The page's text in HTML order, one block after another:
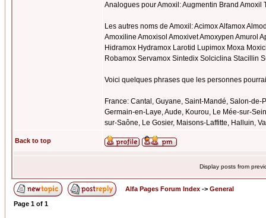
Analogues pour Amoxil: Augmentin Brand Amoxil
Les autres noms de Amoxil: Acimox Alfamox
Amoxiline Amoxisol Amoxivet Amoxypen Amurol
Hidramox Hydramox Larotid Lupimox Moxa
Robamox Servamox Sintedix Solciclina Stacillin
Voici quelques phrases que les personnes
France: Cantal, Guyane, Saint-Mandé, Salon-
Germain-en-Laye, Aude, Kourou, Le Mée-sur-
sur-Saône, Le Gosier, Maisons-Laffitte, Halluin,
Back to top
Display posts from
Alfa Pages Forum Index -> General
Page 1 of 1